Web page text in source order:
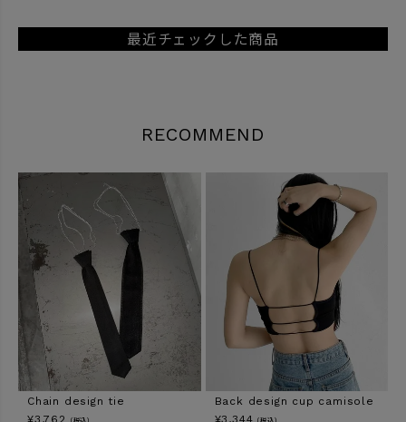
最近チェックした商品
RECOMMEND
Chain design tie
Back design cup camisole